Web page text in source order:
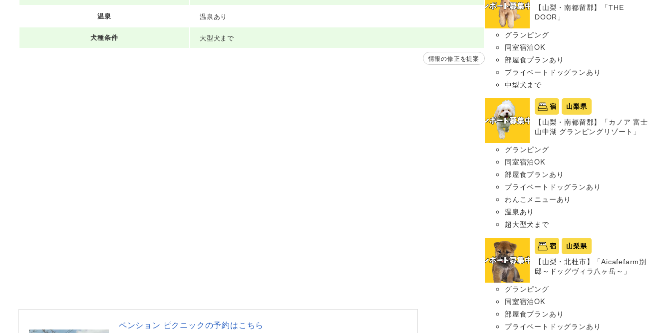
温泉 温泉あり
犬種条件 大型犬まで
情報の修正を提案
ペンション ピクニックの予約はこちら
【山梨・南都留郡】「THE
DOOR」
グランピング
同室宿泊OK
部屋食プランあり
プライベートドッグランあり
中型犬まで
宿 山梨県
【山梨・南都留郡】「カノア 富士
山中湖 グランピングリゾート」
グランピング
同室宿泊OK
部屋食プランあり
プライベートドッグランあり
わんこメニューあり
温泉あり
超大型犬まで
宿 山梨県
【山梨・北杜市】「Aicafefarm別
邸～ドッグヴィラ八ヶ岳～」
グランピング
同室宿泊OK
部屋食プランあり
プライベートドッグランあり